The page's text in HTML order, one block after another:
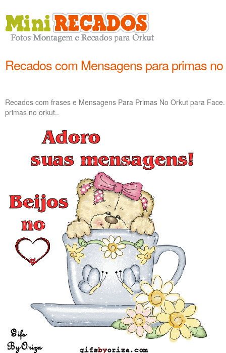
Recados com Mensagens para primas
Recados com frases e Mensagens Para Primas No Orkut para
primas no orkut..